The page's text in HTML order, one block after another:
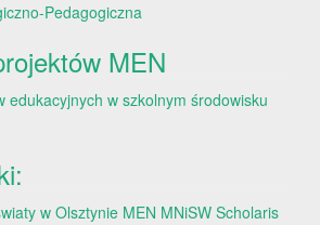
Pedagogiczna
MEN
edukacyjnych w szkolnym środowisku
w Olsztynie MEN MNiSW Scholaris